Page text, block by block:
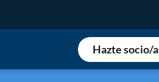
Hazte socio/a